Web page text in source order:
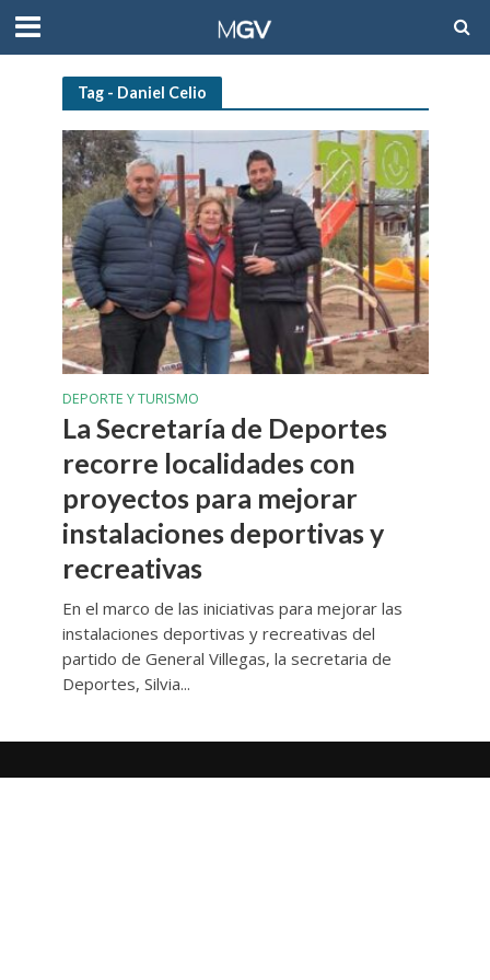
Tag - Daniel Celio
DEPORTE Y TURISMO
La Secretaría de Deportes
recorre localidades con
proyectos para mejorar
instalaciones deportivas y
recreativas
En el marco de las iniciativas para mejorar las
instalaciones deportivas y recreativas del
partido de General Villegas, la secretaria de
Deportes, Silvia...